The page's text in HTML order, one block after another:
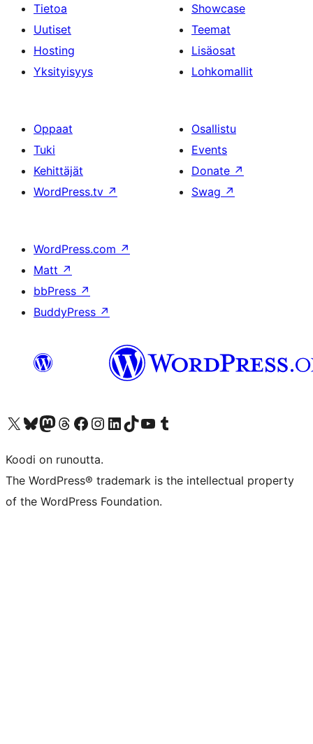
Tietoa
Uutiset
Hosting
Yksityisyys
Showcase
Teemat
Lisäosat
Lohkomallit
Oppaat
Tuki
Kehittäjät
WordPress.tv ↗
Osallistu
Events
Donate ↗
Swag ↗
WordPress.com ↗
Matt ↗
bbPress ↗
BuddyPress ↗
Visit our X (formerly Twitter) account
Visit our Bluesky account
Visit our Mastodon account
Visit our Threads account
Visit our Facebook page
Visit our Instagram account
Visit our LinkedIn account
Visit our TikTok account
Näytä YouTube-kanava
Visit our Tumblr account
Koodi on runoutta.
The WordPress® trademark is the intellectual property
of the WordPress Foundation.